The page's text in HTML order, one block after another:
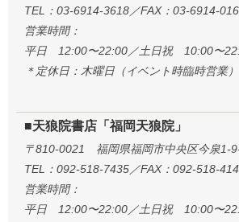
TEL：03-6914-3618／FAX：03-6914-
営業時間：
平日 12:00〜22:00／土日祝 10:00〜
＊定休日：木曜日（イベント時臨時営業）
■天狼院書店「福岡天狼院」
〒810-0021 福岡県福岡市中央区今泉1-
TEL：092-518-7435／FAX：092-518-
営業時間：
平日 12:00〜22:00／土日祝 10:00〜